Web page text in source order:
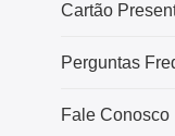
Cartão
Perguntas
Fale Conosco